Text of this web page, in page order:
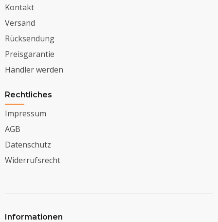
Kontakt
Versand
Rücksendung
Preisgarantie
Händler werden
Rechtliches
Impressum
AGB
Datenschutz
Widerrufsrecht
Informationen